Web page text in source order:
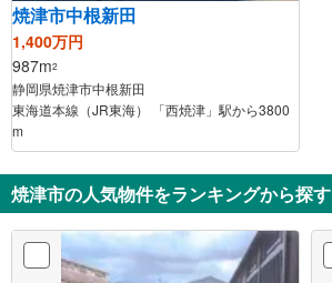
焼津市中根新田
1,400万円
987m2
静岡県焼津市中根新田
東海道本線（JR東海） 「西焼津」駅から3800
m
焼津市の人気物件をランキングから探す